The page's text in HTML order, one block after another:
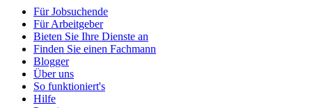
Für Jobsuchende
Für Arbeitgeber
Bieten Sie Ihre Dienste an
Finden Sie einen Fachmann
Blogger
Über uns
So funktioniert's
Hilfe